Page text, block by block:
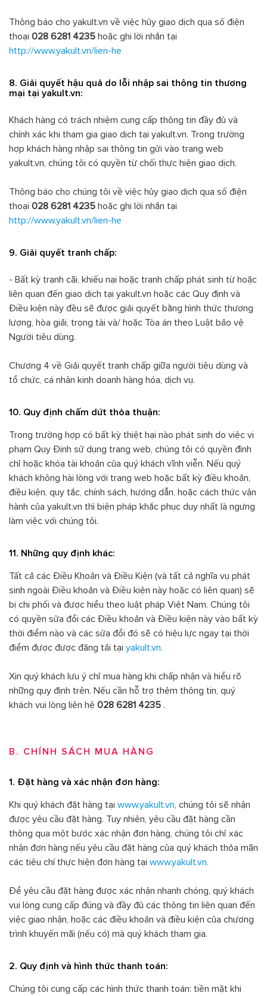
Thông báo cho yakult.vn về việc hủy giao dịch qua số điện
thoại 028 6281 4235 hoặc ghi lời nhắn tại
http://www.yakult.vn/lien-he
8. Giải quyết hậu quả do lỗi nhập sai thông tin thương
mại tại yakult.vn:
Khách hàng có trách nhiệm cung cấp thông tin đầy đủ và
chính xác khi tham gia giao dịch tại yakult.vn. Trong trường
hợp khách hàng nhập sai thông tin gửi vào trang web
yakult.vn, chúng tôi có quyền từ chối thực hiện giao dịch.
Thông báo cho chúng tôi về việc hủy giao dịch qua số điện
thoại 028 6281 4235 hoặc ghi lời nhắn tại
http://www.yakult.vn/lien-he
9. Giải quyết tranh chấp:
- Bất kỳ tranh cãi, khiếu nại hoặc tranh chấp phát sinh từ hoặc
liên quan đến giao dịch tại yakult.vn hoặc các Quy định và
Điều kiện này đều sẽ được giải quyết bằng hình thức thương
lượng, hòa giải, trọng tài và/ hoặc Tòa án theo Luật bảo vệ
Người tiêu dùng.
Chương 4 về Giải quyết tranh chấp giữa người tiêu dùng và
tổ chức, cá nhân kinh doanh hàng hóa, dịch vụ.
10. Quy định chấm dứt thỏa thuận:
Trong trường hợp có bất kỳ thiệt hại nào phát sinh do việc vi
phạm Quy Định sử dụng trang web, chúng tôi có quyền đình
chỉ hoặc khóa tài khoản của quý khách vĩnh viễn. Nếu quý
khách không hài lòng với trang web hoặc bất kỳ điều khoản,
điều kiện, quy tắc, chính sách, hướng dẫn, hoặc cách thức vận
hành của yakult.vn thì biện pháp khắc phục duy nhất là ngưng
làm việc với chúng tôi.
11. Những quy định khác:
Tất cả các Điều Khoản và Điều Kiện (và tất cả nghĩa vụ phát
sinh ngoài Điều khoản và Điều kiện này hoặc có liên quan) sẽ
bị chi phối và được hiểu theo luật pháp Việt Nam. Chúng tôi
có quyền sửa đổi các Điều khoản và Điều kiện này vào bất kỳ
thời điểm nào và các sửa đổi đó sẽ có hiệu lực ngay tại thời
điểm được được đăng tải tại yakult.vn.
Xin quý khách lưu ý chỉ mua hàng khi chấp nhận và hiểu rõ
những quy định trên. Nếu cần hỗ trợ thêm thông tin, quý
khách vui lòng liên hệ 028 6281 4235 .
B. CHÍNH SÁCH MUA HÀNG
1. Đặt hàng và xác nhận đơn hàng:
Khi quý khách đặt hàng tại www.yakult.vn, chúng tôi sẽ nhận
được yêu cầu đặt hàng. Tuy nhiên, yêu cầu đặt hàng cần
thông qua một bước xác nhận đơn hàng, chúng tôi chỉ xác
nhận đơn hàng nếu yêu cầu đặt hàng của quý khách thỏa mãn
các tiêu chí thực hiện đơn hàng tại www.yakult.vn.
Để yêu cầu đặt hàng được xác nhận nhanh chóng, quý khách
vui lòng cung cấp đúng và đầy đủ các thông tin liên quan đến
việc giao nhận, hoặc các điều khoản và điều kiện của chương
trình khuyến mãi (nếu có) mà quý khách tham gia.
2. Quy định và hình thức thanh toán:
Chúng tôi cung cấp các hình thức thanh toán: tiền mặt khi